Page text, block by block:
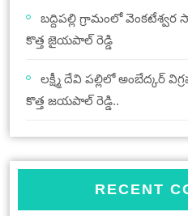
బద్దిపల్లి గ్రామంలో
కొత్త జైయపాల్ రెడ్డి
లక్ష్మీ దేవి పల్లిలో అంబేద్కర్
కొత్త జయపాల్ రెడ్డి..
RECENT